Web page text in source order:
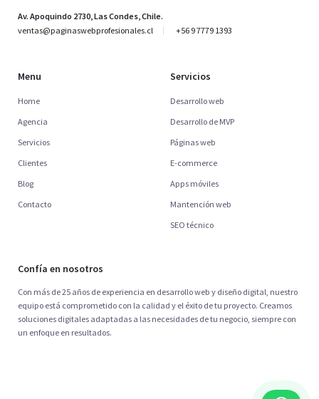
Av. Apoquindo 2730, Las Condes, Chile.
ventas@paginaswebprofesionales.cl
+56 9 7779 1393
Menu
Home
Agencia
Servicios
Clientes
Blog
Contacto
Servicios
Desarrollo web
Desarrollo de MVP
Páginas web
E-commerce
Apps móviles
Mantención web
SEO técnico
Confía en nosotros
Con más de 25 años de experiencia en desarrollo web y diseño digital, nuestro
equipo está comprometido con la calidad y el éxito de tu proyecto. Creamos
soluciones digitales adaptadas a las necesidades de tu negocio, siempre con
un enfoque en resultados.